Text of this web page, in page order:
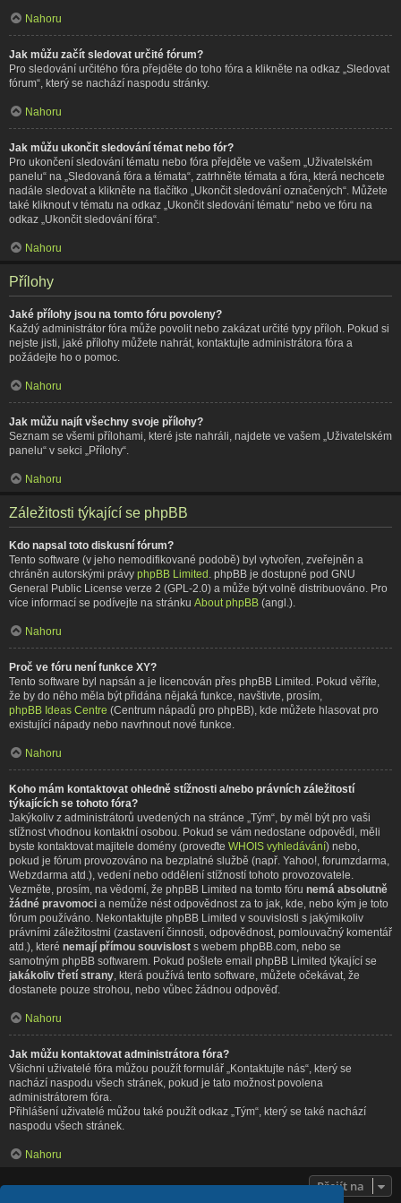
Nahoru
Jak můžu začít sledovat určité fórum?
Pro sledování určitého fóra přejděte do toho fóra a klikněte na odkaz „Sledovat
fórum“, který se nachází naspodu stránky.
Nahoru
Jak můžu ukončit sledování témat nebo fór?
Pro ukončení sledování tématu nebo fóra přejděte ve vašem „Uživatelském
panelu“ na „Sledovaná fóra a témata“, zatrhněte témata a fóra, která nechcete
nadále sledovat a klikněte na tlačítko „Ukončit sledování označených“. Můžete
také kliknout v tématu na odkaz „Ukončit sledování tématu“ nebo ve fóru na
odkaz „Ukončit sledování fóra“.
Nahoru
Přílohy
Jaké přílohy jsou na tomto fóru povoleny?
Každý administrátor fóra může povolit nebo zakázat určité typy příloh. Pokud si
nejste jisti, jaké přílohy můžete nahrát, kontaktujte administrátora fóra a
požádejte ho o pomoc.
Nahoru
Jak můžu najít všechny svoje přílohy?
Seznam se všemi přílohami, které jste nahráli, najdete ve vašem „Uživatelském
panelu“ v sekci „Přílohy“.
Nahoru
Záležitosti týkající se phpBB
Kdo napsal toto diskusní fórum?
Tento software (v jeho nemodifikované podobě) byl vytvořen, zveřejněn a
chráněn autorskými právy phpBB Limited . phpBB je dostupné pod GNU
General Public License verze 2 (GPL-2.0) a může být volně distribuováno. Pro
více informací se podívejte na stránku About phpBB (angl.).
Nahoru
Proč ve fóru není funkce XY?
Tento software byl napsán a je licencován přes phpBB Limited. Pokud věříte,
že by do něho měla být přidána nějaká funkce, navštivte, prosím,
phpBB Ideas Centre (Centrum nápadů pro phpBB), kde můžete hlasovat pro
existující nápady nebo navrhnout nové funkce.
Nahoru
Koho mám kontaktovat ohledně stížnosti a/nebo právních záležitostí
týkajících se tohoto fóra?
Jakýkoliv z administrátorů uvedených na stránce „Tým“, by měl být pro vaši
stížnost vhodnou kontaktní osobou. Pokud se vám nedostane odpovědi, měli
byste kontaktovat majitele domény (proveďte WHOIS vyhledávání) nebo,
pokud je fórum provozováno na bezplatné službě (např. Yahoo!, forumzdarma,
Webzdarma atd.), vedení nebo oddělení stížností tohoto provozovatele.
Vezměte, prosím, na vědomí, že phpBB Limited na tomto fóru nemá absolutně
žádné pravomoci a nemůže nést odpovědnost za to jak, kde, nebo kým je toto
fórum používáno. Nekontaktujte phpBB Limited v souvislosti s jakýmikoliv
právními záležitostmi (zastavení činnosti, odpovědnost, pomlouvačný komentář
atd.), které nemají přímou souvislost s webem phpBB.com, nebo se
samotným phpBB softwarem. Pokud pošlete email phpBB Limited týkající se
jakákoliv třetí strany , která používá tento software, můžete očekávat, že
dostanete pouze strohou, nebo vůbec žádnou odpověď.
Nahoru
Jak můžu kontaktovat administrátora fóra?
Všichni uživatelé fóra můžou použít formulář „Kontaktujte nás“, který se
nachází naspodu všech stránek, pokud je tato možnost povolena
administrátorem fóra.
Přihlášení uživatelé můžou také použít odkaz „Tým“, který se také nachází
naspodu všech stránek.
Nahoru
Přejít na